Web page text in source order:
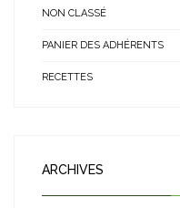
NON CLASSÉ
PANIER DES ADHÉRENTS
RECETTES
ARCHIVES